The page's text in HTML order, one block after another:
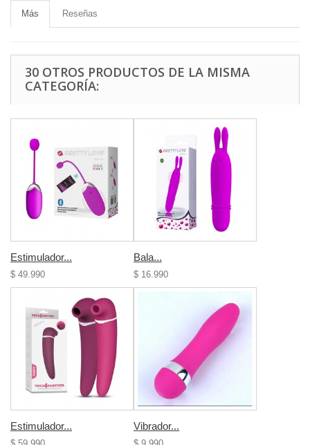
Más Reseñas
30 OTROS PRODUCTOS DE LA MISMA
CATEGORÍA:
Estimulador...
$ 49.990
Bala...
$ 16.990
Estimulador... Vibrador...